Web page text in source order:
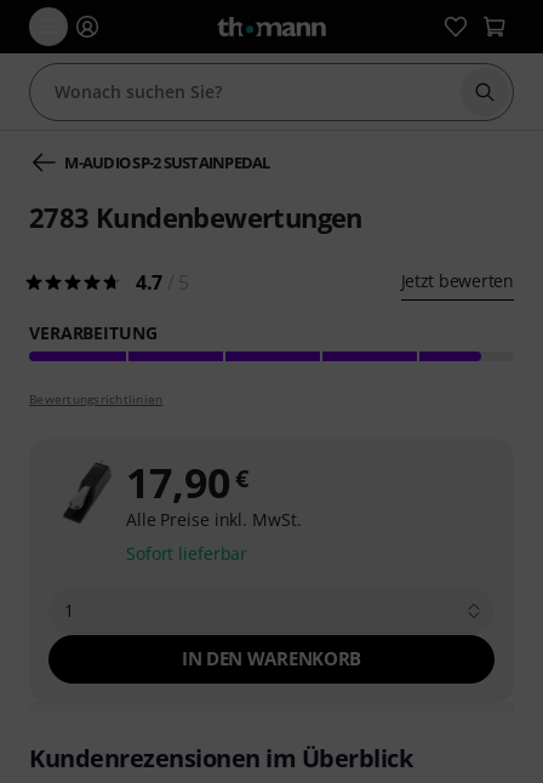
Suche
M-AUDIO SP-2 SUSTAINPEDAL
2783 Kundenbewertungen
4.7 Jetzt bewerten
VERARBEITUNG
Bewertungsrichtlinien
17,90 €
Alle Preise inkl. MwSt.
Sofort lieferbar
1
IN DEN WARENKORB
Kundenrezensionen im Überblick